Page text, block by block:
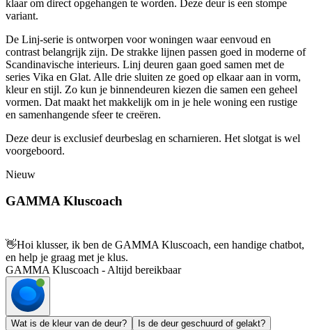
klaar om direct opgehangen te worden. Deze deur is een stompe
variant.
De Linj-serie is ontworpen voor woningen waar eenvoud en
contrast belangrijk zijn. De strakke lijnen passen goed in moderne of
Scandinavische interieurs. Linj deuren gaan goed samen met de
series Vika en Glat. Alle drie sluiten ze goed op elkaar aan in vorm,
kleur en stijl. Zo kun je binnendeuren kiezen die samen een geheel
vormen. Dat maakt het makkelijk om in je hele woning een rustige
en samenhangende sfeer te creëren.
Deze deur is exclusief deurbeslag en scharnieren. Het slotgat is wel
voorgeboord.
Nieuw
GAMMA Kluscoach
👋Hoi klusser, ik ben de GAMMA Kluscoach, een handige chatbot,
en help je graag met je klus.
GAMMA Kluscoach - Altijd bereikbaar
Wat is de kleur van de deur?
Is de deur geschuurd of gelakt?